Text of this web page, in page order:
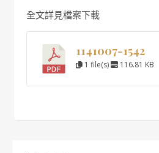
全文詳見檔案下載
1141007-1542
1 file(s) 116.81 KB